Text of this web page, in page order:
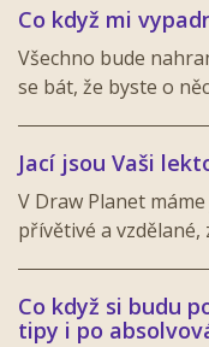
Co když mi
Všechno bude
se bát, že byste o
Jací jsou Vaši
V Draw Planet
přívětivé a vzdělané,
Co když si budu
tipy i po